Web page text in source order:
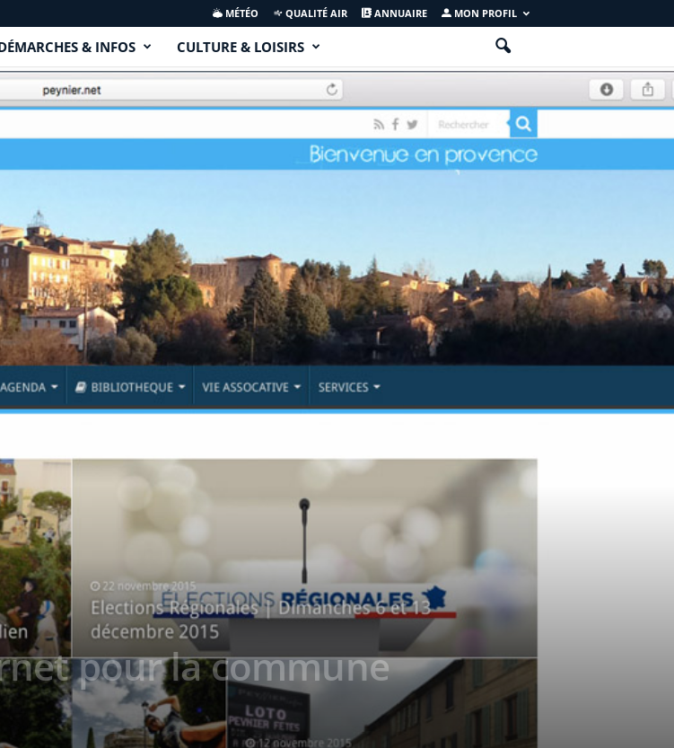
MÉTÉO QUALITÉ AIR ANNUAIRE MON PROFIL
& INFOS CULTURE & LOISIRS
pour la commune